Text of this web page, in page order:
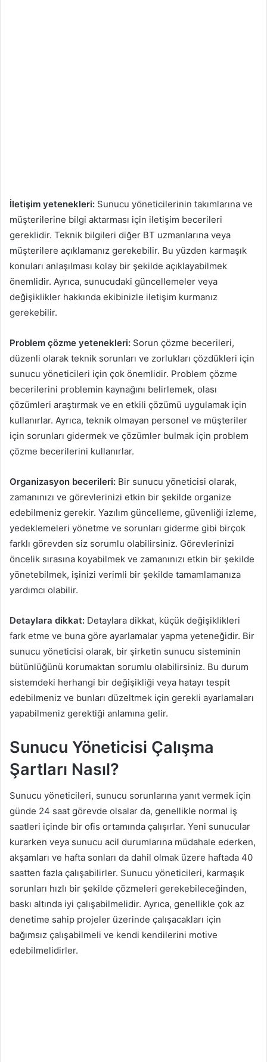
İletişim yetenekleri: Sunucu yöneticilerinin takımlarına ve
müşterilerine bilgi aktarması için iletişim becerileri
gereklidir. Teknik bilgileri diğer BT uzmanlarına veya
müşterilere açıklamanız gerekebilir. Bu yüzden karmaşık
konuları anlaşılması kolay bir şekilde açıklayabilmek
önemlidir. Ayrıca, sunucudaki güncellemeler veya
değişiklikler hakkında ekibinizle iletişim kurmanız
gerekebilir.
Problem çözme yetenekleri: Sorun çözme becerileri,
düzenli olarak teknik sorunları ve zorlukları çözdükleri için
sunucu yöneticileri için çok önemlidir. Problem çözme
becerilerini problemin kaynağını belirlemek, olası
çözümleri araştırmak ve en etkili çözümü uygulamak için
kullanırlar. Ayrıca, teknik olmayan personel ve müşteriler
için sorunları gidermek ve çözümler bulmak için problem
çözme becerilerini kullanırlar.
Organizasyon becerileri: Bir sunucu yöneticisi olarak,
zamanınızı ve görevlerinizi etkin bir şekilde organize
edebilmeniz gerekir. Yazılım güncelleme, güvenliği izleme,
yedeklemeleri yönetme ve sorunları giderme gibi birçok
farklı görevden siz sorumlu olabilirsiniz. Görevlerinizi
öncelik sırasına koyabilmek ve zamanınızı etkin bir şekilde
yönetebilmek, işinizi verimli bir şekilde tamamlamanıza
yardımcı olabilir.
Detaylara dikkat: Detaylara dikkat, küçük değişiklikleri
fark etme ve buna göre ayarlamalar yapma yeteneğidir. Bir
sunucu yöneticisi olarak, bir şirketin sunucu sisteminin
bütünlüğünü korumaktan sorumlu olabilirsiniz. Bu durum
sistemdeki herhangi bir değişikliği veya hatayı tespit
edebilmeniz ve bunları düzeltmek için gerekli ayarlamaları
yapabilmeniz gerektiği anlamına gelir.
Sunucu Yöneticisi Çalışma
Şartları Nasıl?
Sunucu yöneticileri, sunucu sorunlarına yanıt vermek için
günde 24 saat görevde olsalar da, genellikle normal iş
saatleri içinde bir ofis ortamında çalışırlar. Yeni sunucular
kurarken veya sunucu acil durumlarına müdahale ederken,
akşamları ve hafta sonları da dahil olmak üzere haftada 40
saatten fazla çalışabilirler. Sunucu yöneticileri, karmaşık
sorunları hızlı bir şekilde çözmeleri gerekebileceğinden,
baskı altında iyi çalışabilmelidir. Ayrıca, genellikle çok az
denetime sahip projeler üzerinde çalışacakları için
bağımsız çalışabilmeli ve kendi kendilerini motive
edebilmelidirler.